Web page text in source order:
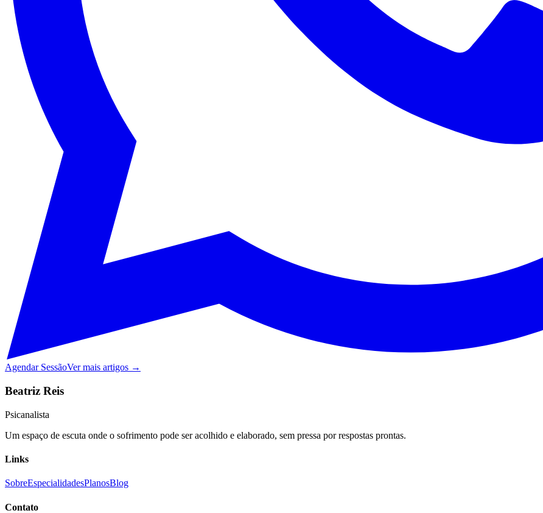
Agendar SessãoVer mais artigos →
Beatriz Reis
Psicanalista
Um espaço de escuta onde o sofrimento pode ser acolhido e elaborado, sem pressa por respostas prontas.
Links
SobreEspecialidadesPlanosBlog
Contato